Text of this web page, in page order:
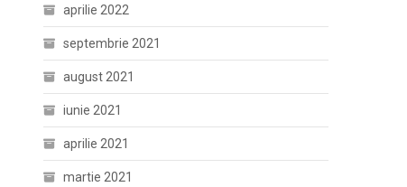
aprilie 2022
septembrie 2021
august 2021
iunie 2021
aprilie 2021
martie 2021